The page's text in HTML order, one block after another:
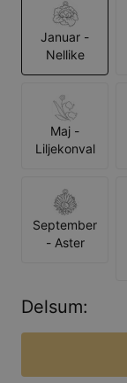
Januar -
Nellike
Maj -
Liljekonval
September
- Aster
Delsum: